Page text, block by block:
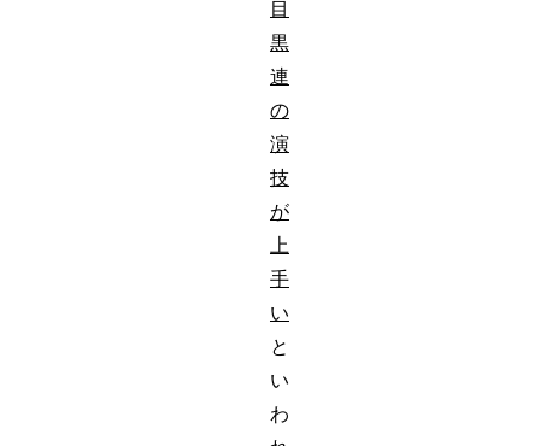
目
黒
連
の
演
技
が
上
手
い
と
い
わ